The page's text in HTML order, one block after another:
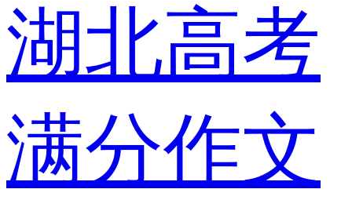
湖北高考
满分作文